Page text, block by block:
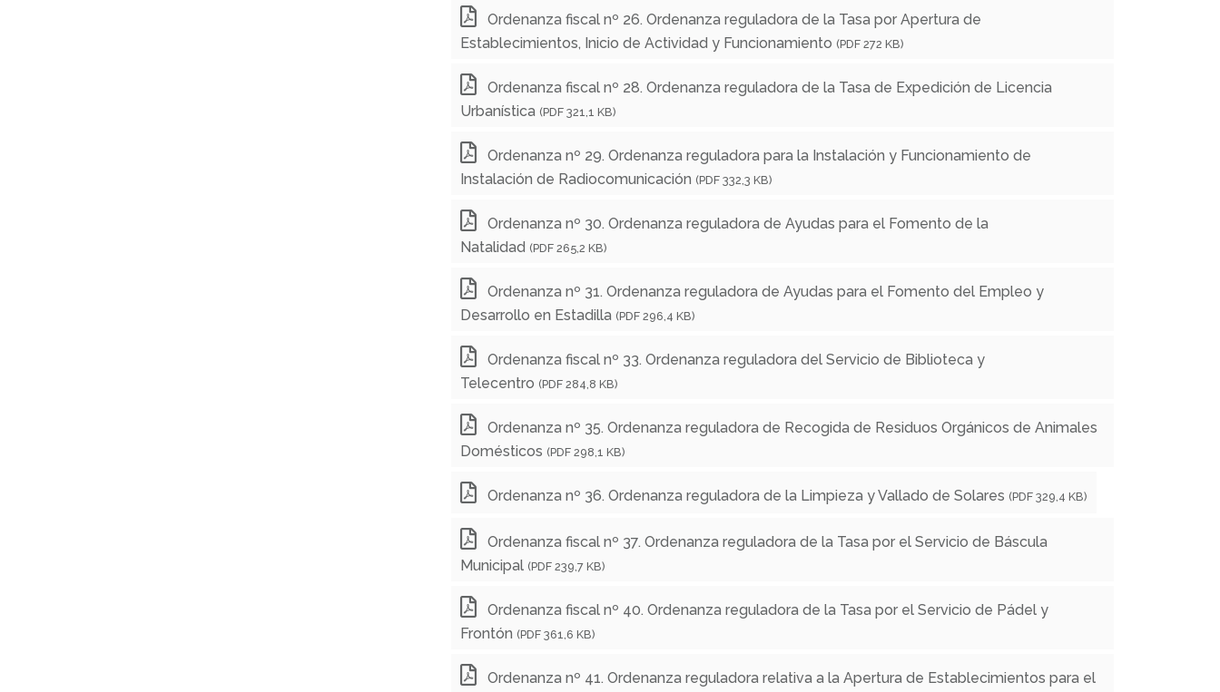
Ordenanza fiscal nº 26. Ordenanza reguladora de la Tasa por Apertura de
Establecimientos, Inicio de Actividad y Funcionamiento (PDF 272 KB)
Ordenanza fiscal nº 28. Ordenanza reguladora de la Tasa de Expedición de Licencia
Urbanística (PDF 321,1 KB)
Ordenanza nº 29. Ordenanza reguladora para la Instalación y Funcionamiento de
Instalación de Radiocomunicación (PDF 332,3 KB)
Ordenanza nº 30. Ordenanza reguladora de Ayudas para el Fomento de la
Natalidad (PDF 265,2 KB)
Ordenanza nº 31. Ordenanza reguladora de Ayudas para el Fomento del Empleo y
Desarrollo en Estadilla (PDF 296,4 KB)
Ordenanza fiscal nº 33. Ordenanza reguladora del Servicio de Biblioteca y
Telecentro (PDF 284,8 KB)
Ordenanza nº 35. Ordenanza reguladora de Recogida de Residuos Orgánicos de Animales
Domésticos (PDF 298,1 KB)
Ordenanza nº 36. Ordenanza reguladora de la Limpieza y Vallado de Solares (PDF 329,4 KB)
Ordenanza fiscal nº 37. Ordenanza reguladora de la Tasa por el Servicio de Báscula
Municipal (PDF 239,7 KB)
Ordenanza fiscal nº 40. Ordenanza reguladora de la Tasa por el Servicio de Pádel y
Frontón (PDF 361,6 KB)
Ordenanza nº 41. Ordenanza reguladora relativa a la Apertura de Establecimientos para el